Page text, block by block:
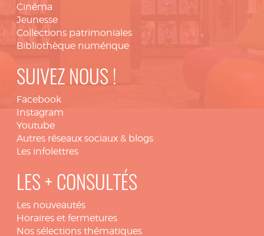
Cinéma
Jeunesse
Collections patrimoniales
Bibliothèque numérique
SUIVEZ NOUS !
Facebook
Instagram
Youtube
Autres réseaux sociaux & blogs
Les infolettres
LES + CONSULTÉS
Les nouveautés
Horaires et fermetures
Nos sélections thématiques